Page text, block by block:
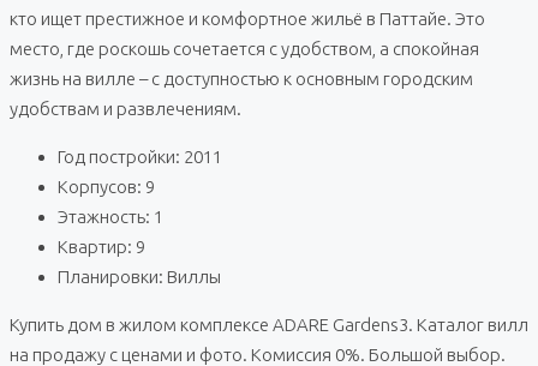
кто ищет престижное и комфортное жильё в Паттайе. Это
место, где роскошь сочетается с удобством, а спокойная
жизнь на вилле – с доступностью к основным городским
удобствам и развлечениям.
Год постройки: 2011
Корпусов: 9
Этажность: 1
Квартир: 9
Планировки: Виллы
Купить дом в жилом комплексе ADARE Gardens3. Каталог вилл
на продажу с ценами и фото. Комиссия 0%. Большой выбор.